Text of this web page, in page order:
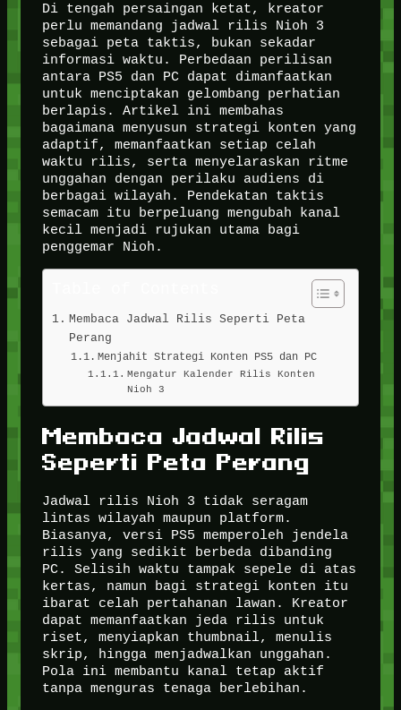
Di tengah persaingan ketat, kreator
perlu memandang jadwal rilis Nioh 3
sebagai peta taktis, bukan sekadar
informasi waktu. Perbedaan perilisan
antara PS5 dan PC dapat dimanfaatkan
untuk menciptakan gelombang perhatian
berlapis. Artikel ini membahas
bagaimana menyusun strategi konten yang
adaptif, memanfaatkan setiap celah
waktu rilis, serta menyelaraskan ritme
unggahan dengan perilaku audiens di
berbagai wilayah. Pendekatan taktis
semacam itu berpeluang mengubah kanal
kecil menjadi rujukan utama bagi
penggemar Nioh.
Membaca Jadwal Rilis Seperti Peta
Perang
Menjahit Strategi Konten PS5 dan PC
Mengatur Kalender Rilis Konten
Nioh 3
Membaca Jadwal Rilis
Seperti Peta Perang
Jadwal rilis Nioh 3 tidak seragam
lintas wilayah maupun platform.
Biasanya, versi PS5 memperoleh jendela
rilis yang sedikit berbeda dibanding
PC. Selisih waktu tampak sepele di atas
kertas, namun bagi strategi konten itu
ibarat celah pertahanan lawan. Kreator
dapat memanfaatkan jeda rilis untuk
riset, menyiapkan thumbnail, menulis
skrip, hingga menjadwalkan unggahan.
Pola ini membantu kanal tetap aktif
tanpa menguras tenaga berlebihan.